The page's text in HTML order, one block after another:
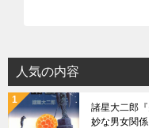
人気の内容
諸星大二郎
妙な男女関